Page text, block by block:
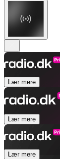
Lær mere
Lær mere
Lær mere